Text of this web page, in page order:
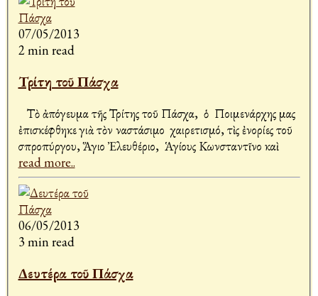
07/05/2013
2 min read
Τρίτη τοῦ Πάσχα
Τὸ ἀπόγευμα τῆς Τρίτης τοῦ Πάσχα, ὁ Ποιμενάρχης μας
ἐπισκέφθηκε γιὰ τὸν Ἀναστάσιμο χαιρετισμό, τὶς ἐνορίες τοῦ
Ἀσπροπύργου, Ἅγιο Ἐλευθέριο, Ἁγίους Κωνσταντῖνο καὶ
read more..
06/05/2013
3 min read
Δευτέρα τοῦ Πάσχα